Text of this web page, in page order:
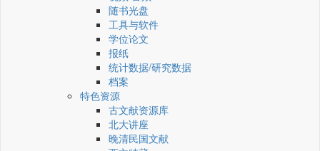
随书光盘
工具与软件
学位论文
报纸
统计数据/研究数据
档案
特色资源
古文献资源库
北大讲座
晚清民国文献